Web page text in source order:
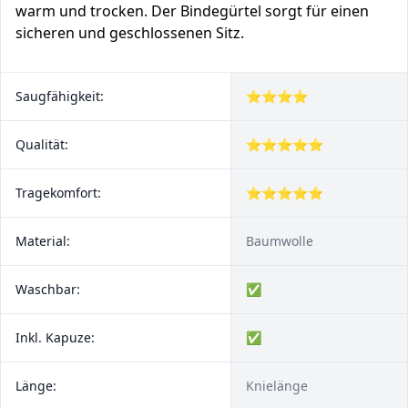
warm und trocken. Der Bindegürtel sorgt für einen
sicheren und geschlossenen Sitz.
Saugfähigkeit: ⭐⭐⭐⭐
Qualität: ⭐⭐⭐⭐⭐
Tragekomfort: ⭐⭐⭐⭐⭐
Material: Baumwolle
Waschbar: ✅
Inkl. Kapuze: ✅
Länge: Knielänge